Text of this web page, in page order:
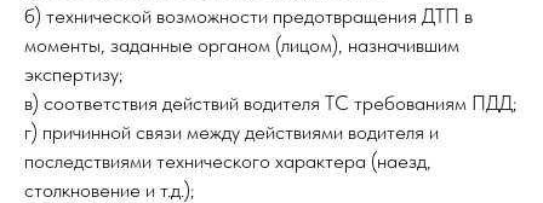
б) технической возможности предотвращения ДТП в
моменты, заданные органом (лицом), назначившим
экспертизу;
в) соответствия действий водителя ТС требованиям ПДД;
г) причинной связи между действиями водителя и
последствиями технического характера (наезд,
столкновение и т.д.);